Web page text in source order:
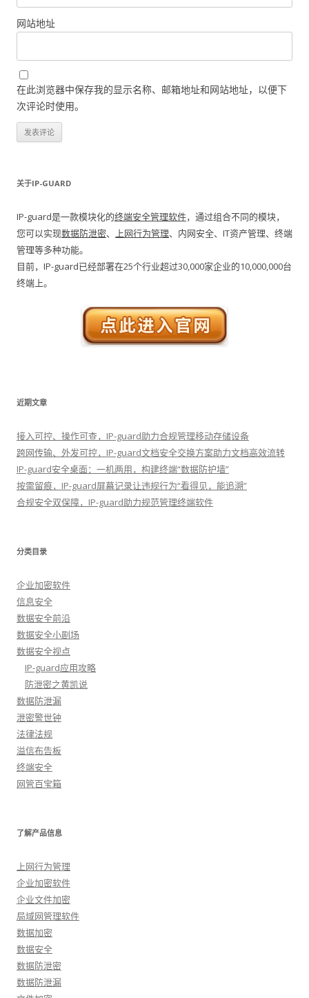
网站地址
在此浏览器中保存我的显示名称、邮箱地址和网站地址，以便下
次评论时使用。
关于IP-GUARD
IP-guard是一款模块化的终端安全管理软件，通过组合不同的模块，
您可以实现数据防泄密、 上网行为管理、内网安全、IT资产管理、终端
管理等多种功能。
目前，IP-guard已经部署在25个行业超过30,000家企业的10,000,000台
终端上。
近期文章
接入可控、操作可查，IP-guard助力合规管理移动存储设备
跨网传输、外发可控，IP-guard文档安全交换方案助力文档高效流转
IP-guard安全桌面：一机两用，构建终端“数据防护墙”
按需留痕，IP-guard屏幕记录让违规行为“看得见，能追溯”
合规安全双保障，IP-guard助力规范管理终端软件
分类目录
企业加密软件
信息安全
数据安全前沿
数据安全小剧场
数据安全视点
IP-guard应用攻略
防泄密之黄凯说
数据防泄漏
泄密警世钟
法律法规
溢信布告板
终端安全
网管百宝箱
了解产品信息
上网行为管理
企业加密软件
企业文件加密
局域网管理软件
数据加密
数据安全
数据防泄密
数据防泄漏